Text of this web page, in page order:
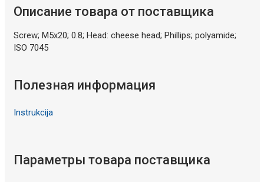
Описание товара от поставщика
Screw; M5x20; 0.8; Head: cheese head; Phillips; polyamide;
ISO 7045
Полезная информация
Instrukcija
Параметры товара поставщика